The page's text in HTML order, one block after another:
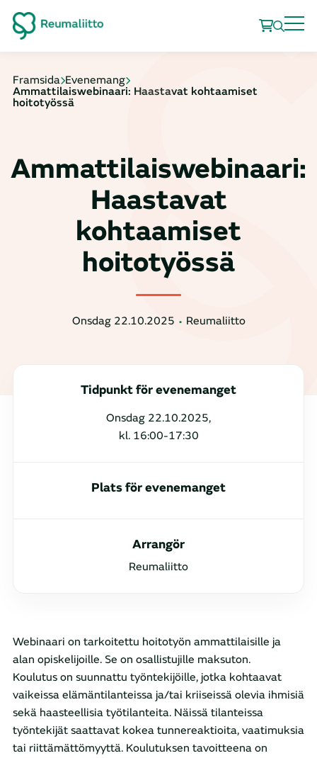
Framsida Evenemang
Ammattilaiswebinaari: Haastavat kohtaamiset
hoitotyössä
Ammattilaiswebinaari:
Haastavat
kohtaamiset
hoitotyössä
Onsdag 22.10.2025 Reumaliitto
Tidpunkt för evenemanget
Onsdag 22.10.2025,
kl. 16:00-17:30
Plats för evenemanget
Arrangör
Reumaliitto
Webinaari on tarkoitettu hoitotyön ammattilaisille ja
alan opiskelijoille. Se on osallistujille maksuton.
Koulutus on suunnattu työntekijöille, jotka kohtaavat
vaikeissa elämäntilanteissa ja/tai kriiseissä olevia ihmisiä
sekä haasteellisia työtilanteita. Näissä tilanteissa
työntekijät saattavat kokea tunnereaktioita, vaatimuksia
tai riittämättömyyttä. Koulutuksen tavoitteena on